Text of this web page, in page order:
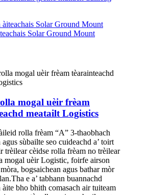
Solar Ground Mount
mogal uèir frèam
meatailt Logistics
rolla frèam “A” 3-thaobhach
agus sùbailte seo cuideachd a’ toirt
trèilear cèidse rolla frèam no trèilear
mogal uèir Logistic, foirfe airson
bogsaichean agus bathar mòr
e a’ tabhann buannachd
àite bho bhith comasach air tuiteam